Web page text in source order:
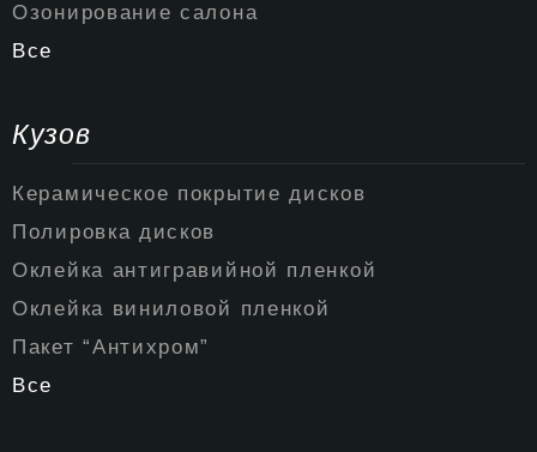
Озонирование салона
Все
Кузов
Керамическое покрытие дисков
Полировка дисков
Оклейка антигравийной пленкой
Оклейка виниловой пленкой
Пакет “Антихром”
Все